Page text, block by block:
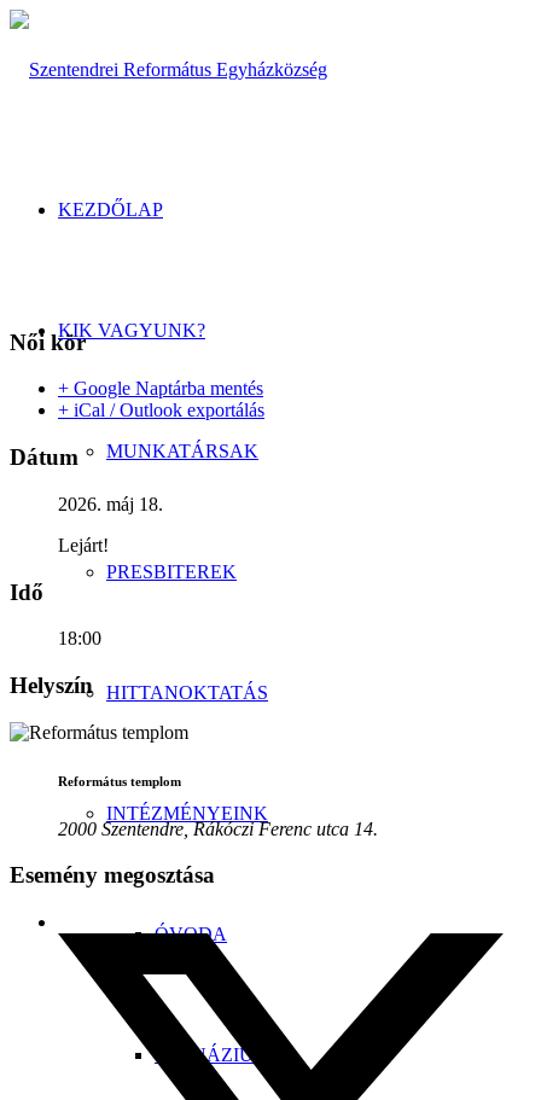
KEZDŐLAP
KIK VAGYUNK?
MUNKATÁRSAK
PRESBITEREK
HITTANOKTATÁS
INTÉZMÉNYEINK
ÓVODA
GIMNÁZIUM
Női kör
+ Google Naptárba mentés
+ iCal / Outlook exportálás
Dátum
2026. máj 18.
Lejárt!
Idő
18:00
Helyszín
Református templom
2000 Szentendre, Rákóczi Ferenc utca 14.
Esemény megosztása